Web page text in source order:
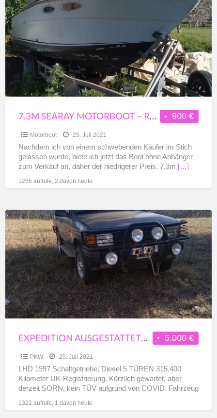
SEARAY
Motorboot
–
Restaurierungs
Project
900 €
7.3M SEARAY MOTORBOOT – RESTAURIERUNGS PROJECT
Motorboot 25. Juli 2021
Nachdem ich von einem schwebenden Käufer im Stich
gelassen wurde, biete ich jetzt das Boot ohne Anhänger
zum Verkauf an, daher der niedrigerer Preis. 7,3m […]
1266 aufrufe, 2 davon heute
EXPEDITION
AUSGESTATTETER
LAND
ROVER
DISCOVERY
300
TDI
5.000 €
EXPEDITION AUSGESTATTETER LAND ROVER DISCOVERY 300 TDI
PKW 25. Juli 2021
LHD 1997 Schaltgetriebe, Diesel 5 TÜREN 315.400
Kilometer UK-Registrierung. Kürzlich gewartet, aber
derzeit SORN, kein TÜV aufgrund von COVID. Fahrzeug
1321 aufrufe, 1 davon heute